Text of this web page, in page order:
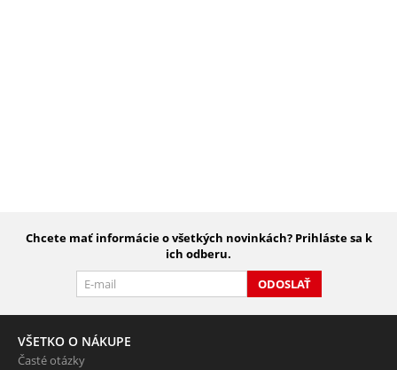
Chcete mať informácie o všetkých novinkách? Prihláste sa k
ich odberu.
ODOSLAŤ
VŠETKO O NÁKUPE
Časté otázky